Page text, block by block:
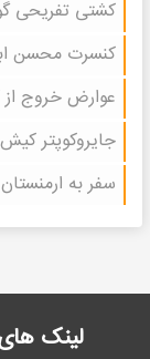
عوارض خروج
جایروکوپتر
سفر به
لینک